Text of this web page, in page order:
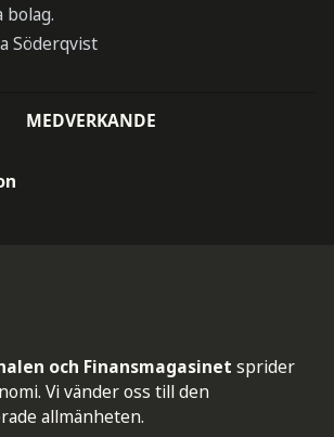
bolag.
Söderqvist
MEDVERKANDE
och Finansmagasinet sprider
Vi vänder oss till den
allmänheten.